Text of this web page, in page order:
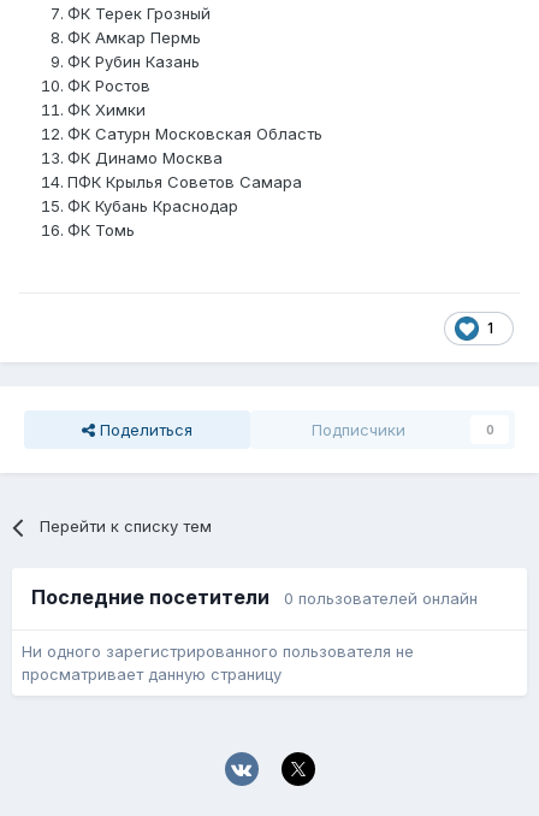
ФК Терек Грозный
ФК Амкар Пермь
ФК Рубин Казань
ФК Ростов
ФК Химки
ФК Сатурн Московская Область
ФК Динамо Москва
ПФК Крылья Советов Самара
ФК Кубань Краснодар
ФК Томь
1
Поделиться Подписчики 0
Перейти к списку тем
Последние посетители 0 пользователей онлайн
Ни одного зарегистрированного пользователя не
просматривает данную страницу